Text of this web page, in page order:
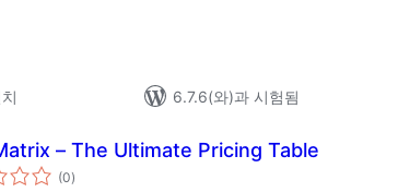
6.7.6(와)과 시험됨
– The Ultimate Pricing Table
(0전
체)